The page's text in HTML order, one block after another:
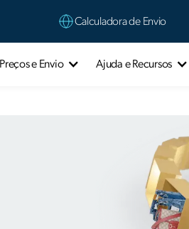
Calculadora de Envio
Preços e Envio Ajuda e Recursos